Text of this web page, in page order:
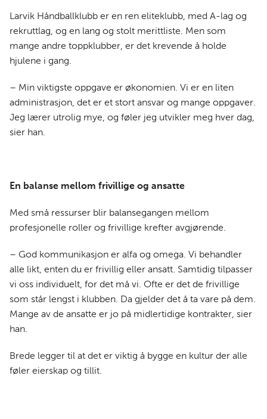
Larvik Håndballklubb er en ren eliteklubb, med A-lag og
rekruttlag, og en lang og stolt merittliste. Men som
mange andre toppklubber, er det krevende å holde
hjulene i gang.
– Min viktigste oppgave er økonomien. Vi er en liten
administrasjon, det er et stort ansvar og mange oppgaver.
Jeg lærer utrolig mye, og føler jeg utvikler meg hver dag,
sier han.
En balanse mellom frivillige og ansatte
Med små ressurser blir balansegangen mellom
profesjonelle roller og frivillige krefter avgjørende.
– God kommunikasjon er alfa og omega. Vi behandler
alle likt, enten du er frivillig eller ansatt. Samtidig tilpasser
vi oss individuelt, for det må vi. Ofte er det de frivillige
som står lengst i klubben. Da gjelder det å ta vare på dem.
Mange av de ansatte er jo på midlertidige kontrakter, sier
han.
Brede legger til at det er viktig å bygge en kultur der alle
føler eierskap og tillit.